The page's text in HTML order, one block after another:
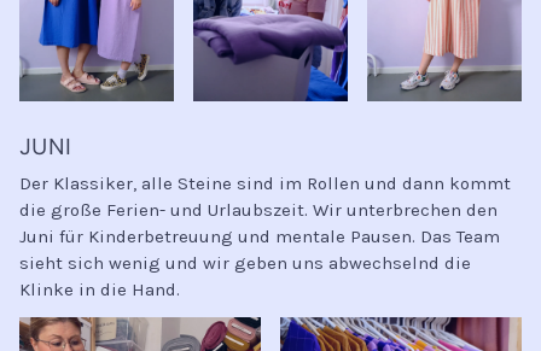
JUNI
Der Klassiker, alle Steine sind im Rollen und dann kommt
die große Ferien- und Urlaubszeit. Wir unterbrechen den
Juni für Kinderbetreuung und mentale Pausen. Das Team
sieht sich wenig und wir geben uns abwechselnd die
Klinke in die Hand.